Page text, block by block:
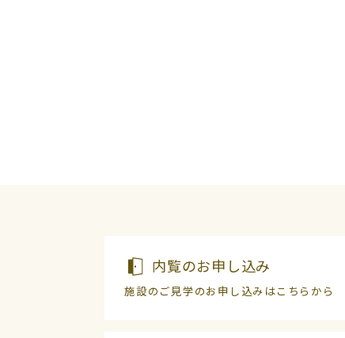
内覧のお申し込み
施設のご見学のお申し込みはこちらから